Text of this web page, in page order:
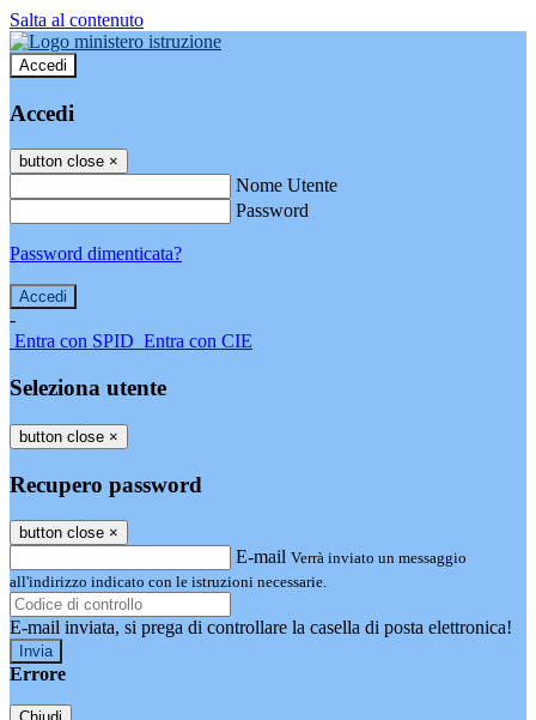
Salta al contenuto
Accedi
Accedi
button close ×
Nome Utente
Password
Password dimenticata?
-
Entra con SPID Entra con CIE
Seleziona utente
button close ×
Recupero password
button close ×
E-mail Verrà inviato un messaggio
all'indirizzo indicato con le istruzioni necessarie.
E-mail inviata, si prega di controllare la casella di posta elettronica!
Errore